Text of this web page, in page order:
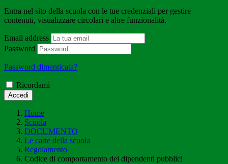
Entra nel sito della scuola con le tue credenziali per gestire
contenuti, visualizzare circolari e altre funzionalità.
Email address
Password
Password dimenticata?
Ricordami
Accedi
Home
Scuola
DOCUMENTO
Le carte della scuola
Regolamento
Codice di comportamento dei dipendenti pubblici